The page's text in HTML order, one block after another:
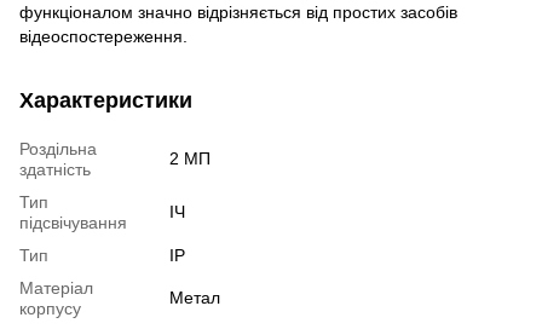
функціоналом значно відрізняється від простих засобів
відеоспостереження.
Характеристики
Роздільна
здатність
2 МП
Тип
підсвічування
ІЧ
Тип
IP
Матеріал
корпусу
Метал